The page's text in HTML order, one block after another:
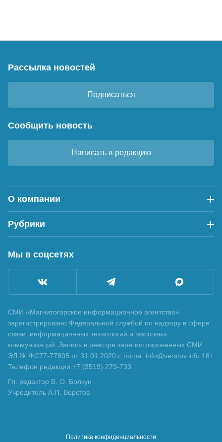
Рассылка новостей
Подписаться
Сообщить новость
Написать в редакцию
О компании
Рубрики
Мы в соцсетях
СМИ «Магнитогорское информационное агентство»
зарегистрировано Федеральной службой по надзору в сфере
связи, информационных технологий и массовых
коммуникаций. Запись в реестре зарегистрированных СМИ:
ЭЛ № ФС77-77805 от 31.01.2020 г. почта: info@verstov.info 18+
Телефон редакции +7 (3519) 279-733
Гл. редактор В. О. Болкун
Учредитель А.П. Верстов
Политика конфиденциальности